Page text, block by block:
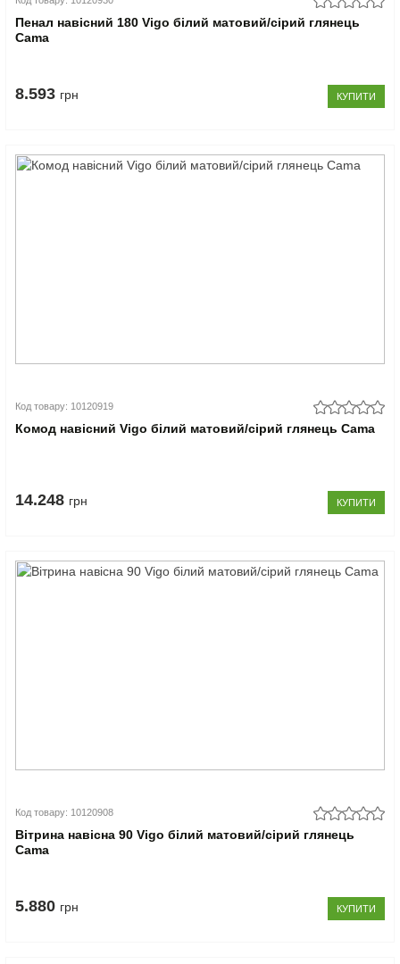
Пенал навісний 180 Vigo білий матовий/сірий глянець
Cama
8.593 грн КУПИТИ
Код товару: 10120919
Комод навісний Vigo білий матовий/сірий глянець Cama
14.248 грн КУПИТИ
Код товару: 10120908
Вітрина навісна 90 Vigo білий матовий/сірий глянець
Cama
5.880 грн КУПИТИ